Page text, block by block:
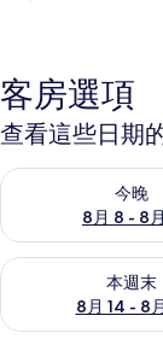
客房選項
查看這些日期
今晚
8月 8 - 8
查看今晚 (8月 8 - 8
本週末
8月 14 - 8
查看本週末 (8月 14